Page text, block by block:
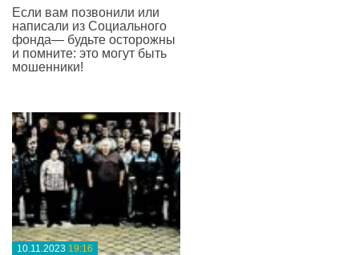
Если вам позвонили или
написали из Социального
фонда— будьте осторожны
и помните: это могут быть
мошенники!
10.11.2023 19:16